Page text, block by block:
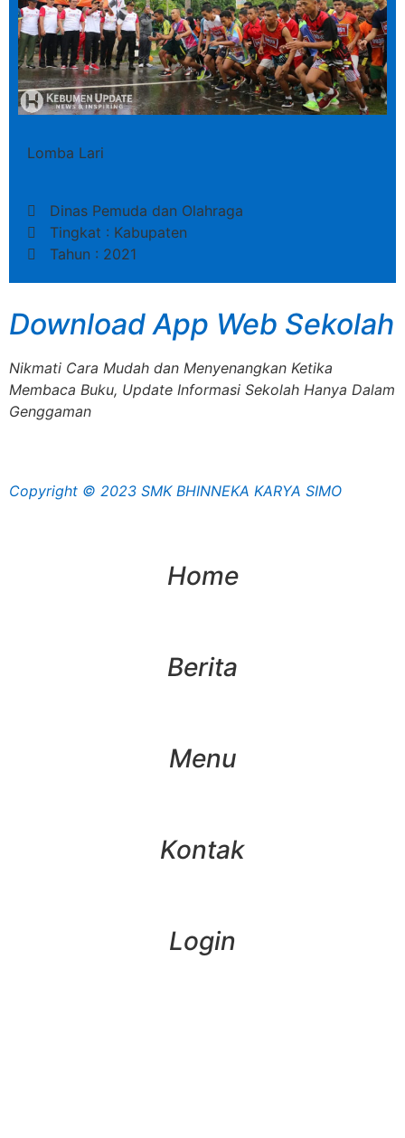
Lomba Lari
Dinas Pemuda dan Olahraga
Tingkat : Kabupaten
Tahun : 2021
Download App Web Sekolah
Nikmati Cara Mudah dan Menyenangkan Ketika
Membaca Buku, Update Informasi Sekolah Hanya Dalam
Genggaman
Copyright © 2023 SMK BHINNEKA KARYA SIMO
Home
Berita
Menu
Kontak
Login